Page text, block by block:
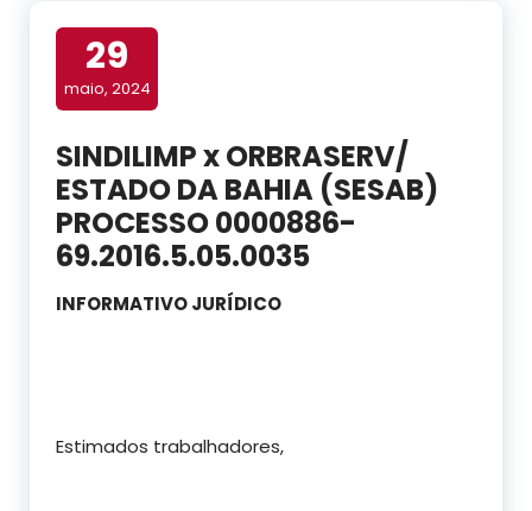
29
maio, 2024
SINDILIMP x ORBRASERV/
ESTADO DA BAHIA (SESAB)
PROCESSO 0000886-
69.2016.5.05.0035
INFORMATIVO JURÍDICO
Estimados trabalhadores,